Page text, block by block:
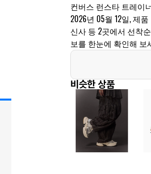
컨버스 런스타 트레이
2026년 05월 12일, 제
신사 등 2곳에서 선착
보를 한눈에 확인해 보
비슷한 상품